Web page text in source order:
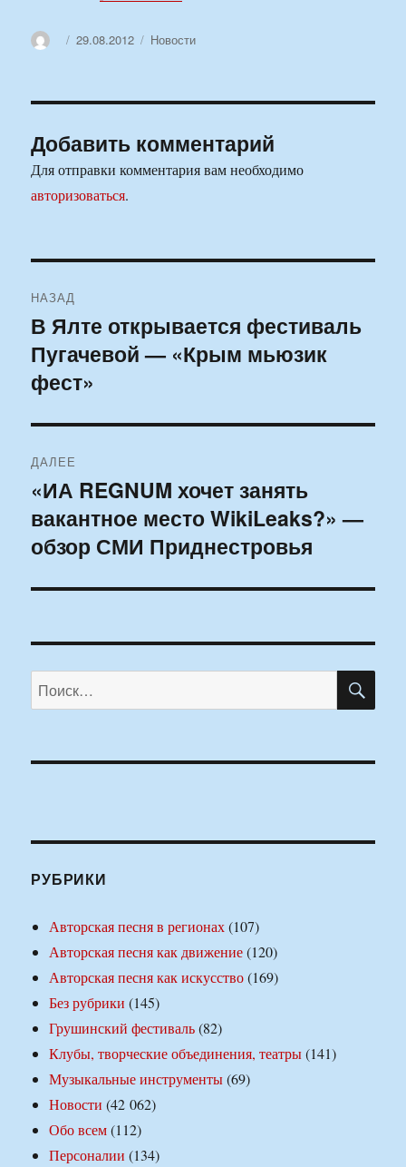
АвторОпубликовано
29.08.2012 Рубрики
Новости
Добавить комментарий
Для отправки комментария вам необходимо
авторизоваться.
по
записям
НАЗАД
Предыдущая
запись:
В Ялте открывается фестиваль
Пугачевой — «Крым мьюзик
фест»
ДАЛЕЕ
Следующая
запись:
«ИА REGNUM хочет занять
вакантное место WikiLeaks?» —
обзор СМИ Приднестровья
Искать:
РУБРИКИ
Авторская песня в регионах(107)
Авторская песня как движение(120)
Авторская песня как искусство(169)
Без рубрики (145)
Грушинский фестиваль(82)
Клубы, творческие объединения, театры(141)
Музыкальные инструменты(69)
Новости (42 062)
Обо всем(112)
Персоналии (134)